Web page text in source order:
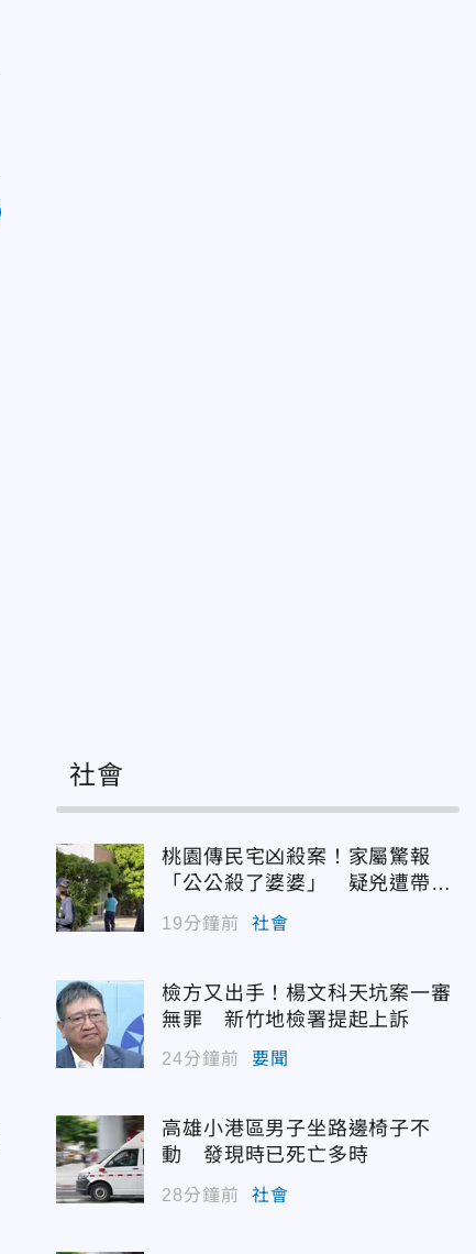
社會
桃園傳民宅凶殺案！家屬驚報
「公公殺了婆婆」 疑兇遭帶回
偵訊
19分鐘前 社會
檢方又出手！楊文科天坑案一審
無罪 新竹地檢署提起上訴
24分鐘前 要聞
高雄小港區男子坐路邊椅子不
動 發現時已死亡多時
28分鐘前 社會